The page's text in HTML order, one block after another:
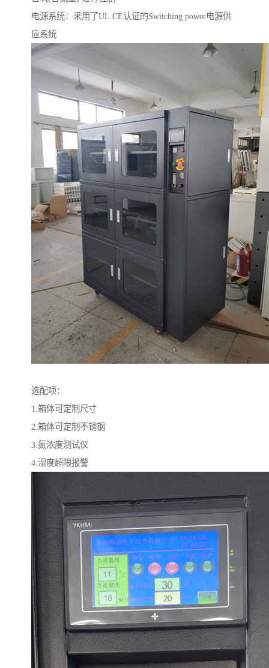
电源系统：釆用了UL CE认证的Switching power电源供
应系统
选配项：
1.箱体可定制尺寸
2.箱体可定制不锈钢
3.氮浓度测试仪
4.湿度超限报警